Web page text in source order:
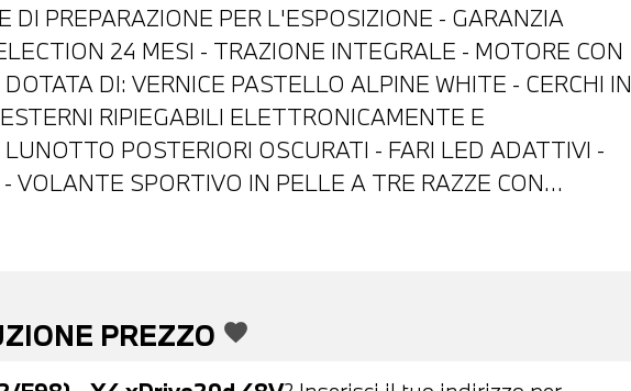
DI PREPARAZIONE PER L'ESPOSIZIONE - GARANZIA
24 MESI - TRAZIONE INTEGRALE - MOTORE CON
DI: VERNICE PASTELLO ALPINE WHITE - CERCHI IN
RIPIEGABILI ELETTRONICAMENTE E
POSTERIORI OSCURATI - FARI LED ADATTIVI -
VOLANTE SPORTIVO IN PELLE A TRE RAZZE CON
TRIZONA - BRACCIOLO ANTERIORE -
- CHIAMATA DI EMERGENZA INTELLIGENTE - BMW
- COMPATIBILITA' CON CONNECTED DRIVE SERVICES -
DI PERMUTA - POSSIBILITA' DI FINANZIAMENTO
PREZZO favorite